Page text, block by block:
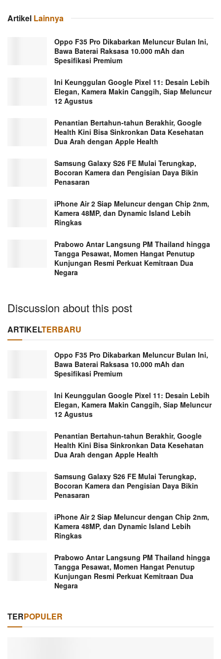
Artikel Lainnya
Oppo F35 Pro Dikabarkan Meluncur Bulan Ini,
Bawa Baterai Raksasa 10.000 mAh dan
Spesifikasi Premium
Ini Keunggulan Google Pixel 11: Desain Lebih
Elegan, Kamera Makin Canggih, Siap Meluncur
12 Agustus
Penantian Bertahun-tahun Berakhir, Google
Health Kini Bisa Sinkronkan Data Kesehatan
Dua Arah dengan Apple Health
Samsung Galaxy S26 FE Mulai Terungkap,
Bocoran Kamera dan Pengisian Daya Bikin
Penasaran
iPhone Air 2 Siap Meluncur dengan Chip 2nm,
Kamera 48MP, dan Dynamic Island Lebih
Ringkas
Prabowo Antar Langsung PM Thailand hingga
Tangga Pesawat, Momen Hangat Penutup
Kunjungan Resmi Perkuat Kemitraan Dua
Negara
Discussion about this post
ARTIKELTERBARU
Oppo F35 Pro Dikabarkan Meluncur Bulan Ini,
Bawa Baterai Raksasa 10.000 mAh dan
Spesifikasi Premium
Ini Keunggulan Google Pixel 11: Desain Lebih
Elegan, Kamera Makin Canggih, Siap Meluncur
12 Agustus
Penantian Bertahun-tahun Berakhir, Google
Health Kini Bisa Sinkronkan Data Kesehatan
Dua Arah dengan Apple Health
Samsung Galaxy S26 FE Mulai Terungkap,
Bocoran Kamera dan Pengisian Daya Bikin
Penasaran
iPhone Air 2 Siap Meluncur dengan Chip 2nm,
Kamera 48MP, dan Dynamic Island Lebih
Ringkas
Prabowo Antar Langsung PM Thailand hingga
Tangga Pesawat, Momen Hangat Penutup
Kunjungan Resmi Perkuat Kemitraan Dua
Negara
TERPOPULER